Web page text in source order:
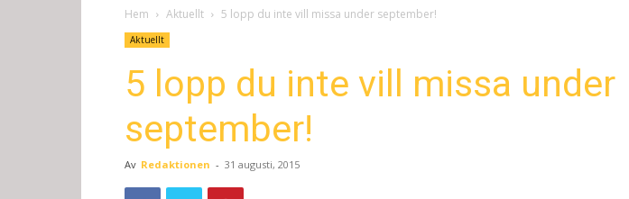
Hem Aktuellt 5 lopp du inte vill missa under september!
Aktuellt
5 lopp du inte vill missa under
september!
Av Redaktionen - 31 augusti, 2015